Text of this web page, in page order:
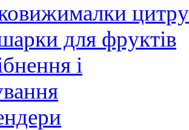
для фруктів
і